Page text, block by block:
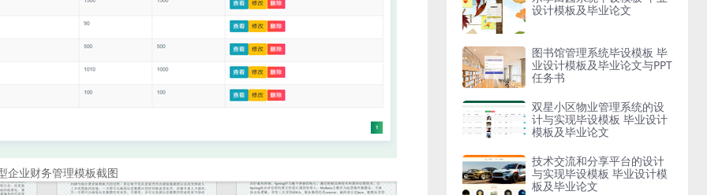
企业财务管理模板截图
设计模板及毕业论文
图书馆管理系统毕设模板 毕
业设计模板及毕业论文与PPT
任务书
双星小区物业管理系统的设
计与实现毕设模板 毕业设计
模板及毕业论文
技术交流和分享平台的设计
与实现毕设模板 毕业设计模
板及毕业论文